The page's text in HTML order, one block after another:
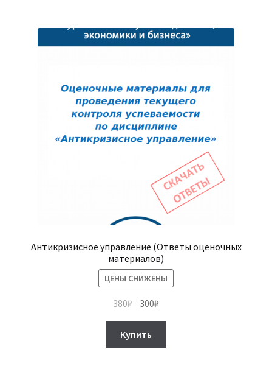
Антикризисное управление (Ответы оценочных
материалов)
ЦЕНЫ СНИЖЕНЫ
380₽ Первоначальная
цена
составляла
380₽.
300₽
цена:
Купить